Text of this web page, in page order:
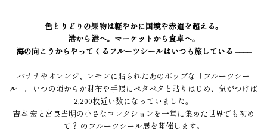
色とりどりの果物は軽やかに国境や赤道を超える。
港から港へ。マーケットから食卓へ。
海の向こうからやってくるフルーツシールはいつも旅している ––––
バナナやオレンジ、レモンに貼られたあのポップな「フルーツシー
ル」。いつの頃からか財布や手帳にペタペタと貼りはじめ、気がつけば
2,200枚近い数になっていました。
吉本 宏と宮良当明の小さなコレクションを一堂に集めた世界でも初め
て？ のフルーツシール展を開催します。